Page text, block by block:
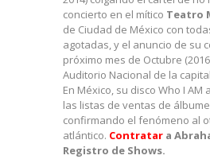
concierto en el mítico Teatro
de Ciudad de México con
agotadas, y el anuncio de su
próximo mes de Octubre
Auditorio Nacional de la
En México, su disco Who I AM
las listas de ventas de
confirmando el fenómeno al
atlántico. Contratar a
Registro de Shows.